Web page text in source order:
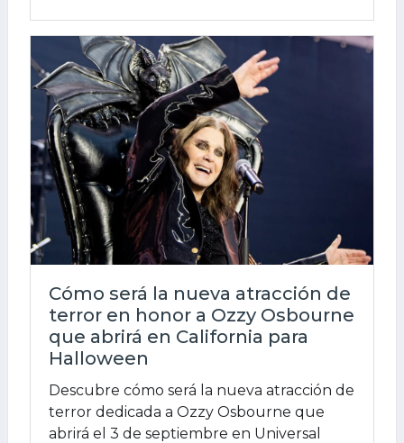
Cómo será la nueva atracción de
terror en honor a Ozzy Osbourne
que abrirá en California para
Halloween
Descubre cómo será la nueva atracción de
terror dedicada a Ozzy Osbourne que
abrirá el 3 de septiembre en Universal